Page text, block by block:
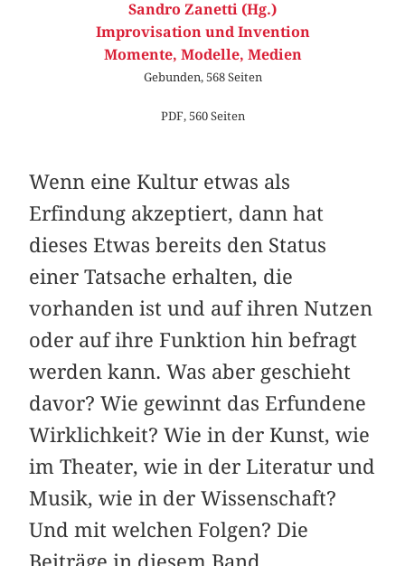
Sandro Zanetti (Hg.)
Improvisation und Invention
Momente, Modelle, Medien
Gebunden, 568 Seiten
PDF, 560 Seiten
Wenn eine Kultur etwas als
Erfindung akzeptiert, dann hat
dieses Etwas bereits den Status
einer Tatsache erhalten, die
vorhanden ist und auf ihren Nutzen
oder auf ihre Funktion hin befragt
werden kann. Was aber geschieht
davor? Wie gewinnt das Erfundene
Wirklichkeit? Wie in der Kunst, wie
im Theater, wie in der Literatur und
Musik, wie in der Wissenschaft?
Und mit welchen Folgen? Die